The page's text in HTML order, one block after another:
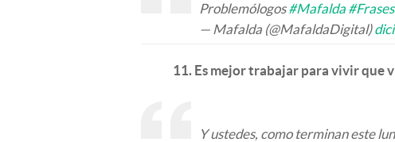
Problemólogos#Mafalda
— Mafalda (@MafaldaDigital)
11. Es mejor trabajar para vivir que
Y ustedes, como terminan este